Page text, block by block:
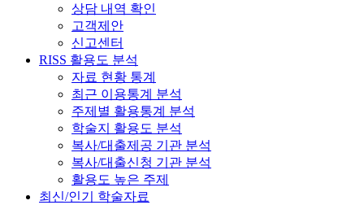
상담 내역 확인
고객제안
신고센터
RISS 활용도 분석
자료 현황 통계
최근 이용통계 분석
주제별 활용통계 분석
학술지 활용도 분석
복사/대출제공 기관 분석
복사/대출신청 기관 분석
활용도 높은 주제
최신/인기 학술자료